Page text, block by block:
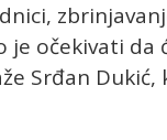
je očekivati
Srđan